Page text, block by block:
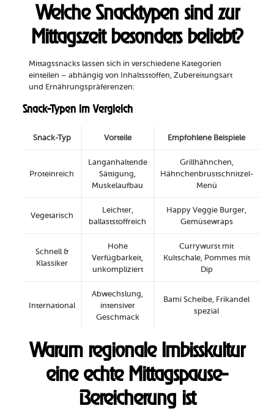
Welche Snacktypen sind zur
Mittagszeit besonders beliebt?
Mittagssnacks lassen sich in verschiedene Kategorien
einteilen – abhängig von Inhaltsstoffen, Zubereitungsart
und Ernährungspräferenzen:
Snack-Typen im Vergleich
Snack-Typ Vorteile Empfohlene Beispiele
Proteinreich
Langanhaltende
Sättigung,
Muskelaufbau
Grillhähnchen,
Hähnchenbrustschnitzel-
Menü
Vegetarisch
Leichter,
ballaststoffreich
Happy Veggie Burger,
Gemüsewraps
Schnell &
Klassiker
Hohe
Verfügbarkeit,
unkompliziert
Currywurst mit
Kultschale, Pommes mit
Dip
International
Abwechslung,
intensiver
Geschmack
Bami Scheibe, Frikandel
spezial
Warum regionale Imbisskultur
eine echte Mittagspause-
Bereicherung ist